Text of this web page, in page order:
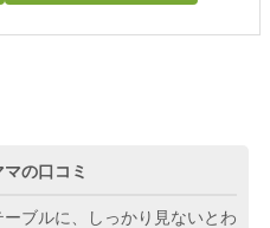
の口コミ
ブルに、しっかり見ないとわ